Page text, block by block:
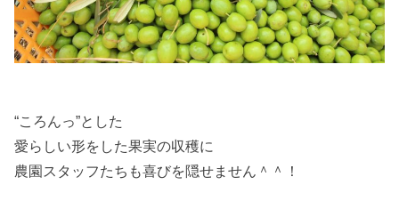
“ころんっ”とした
愛らしい形をした果実の収穫に
農園スタッフたちも喜びを隠せません＾＾！